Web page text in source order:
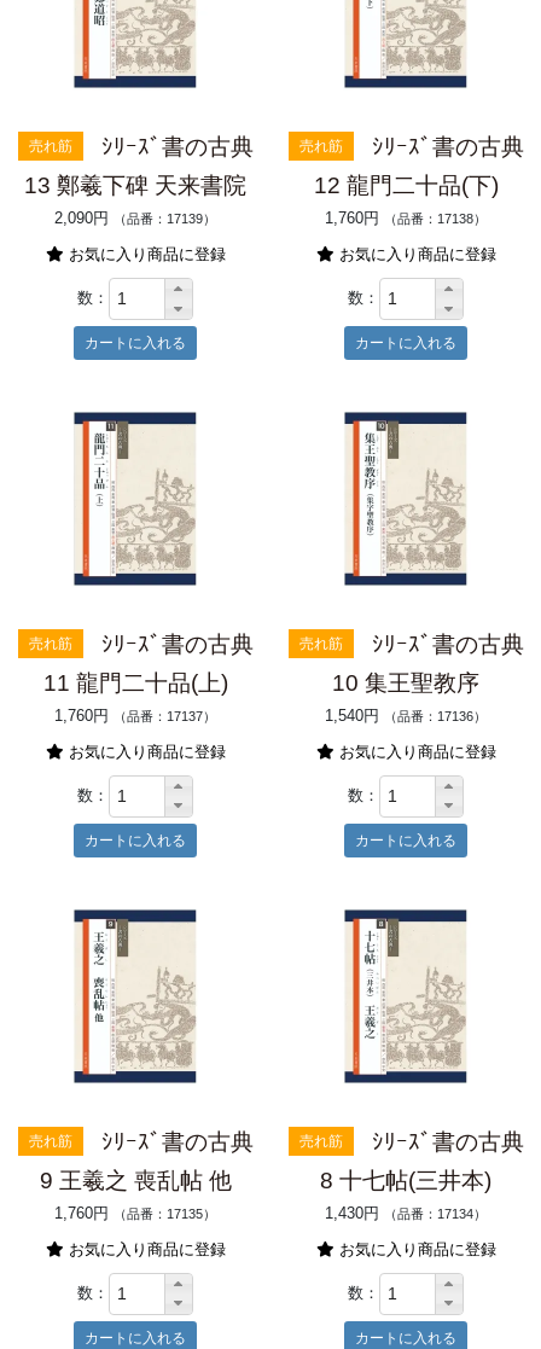
売れ筋
ｼﾘｰｽﾞ書の古典
13 鄭羲下碑 天来書院
2,090円 （品番：17139）
お気に入り商品に登録
数：
売れ筋
ｼﾘｰｽﾞ書の古典
12 龍門二十品(下)
1,760円 （品番：17138）
お気に入り商品に登録
数：
売れ筋
ｼﾘｰｽﾞ書の古典
11 龍門二十品(上)
1,760円 （品番：17137）
お気に入り商品に登録
数：
売れ筋
ｼﾘｰｽﾞ書の古典
10 集王聖教序
1,540円 （品番：17136）
お気に入り商品に登録
数：
売れ筋
ｼﾘｰｽﾞ書の古典
9 王羲之 喪乱帖 他
1,760円 （品番：17135）
お気に入り商品に登録
数：
売れ筋
ｼﾘｰｽﾞ書の古典
8 十七帖(三井本)
1,430円 （品番：17134）
お気に入り商品に登録
数：